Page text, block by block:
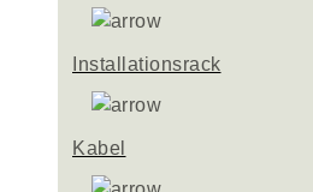
Installationsrack
Kabel